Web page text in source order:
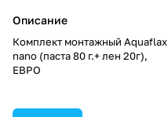
Описание
Комплект монтажный Aquaflax
nano (паста 80 г.+ лен 20г),
ЕВРО